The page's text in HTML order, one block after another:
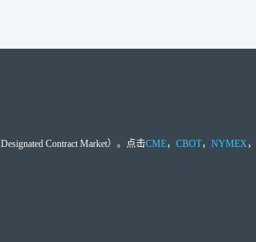
Contract Market）。点击CME， CBOT， NYMEX，